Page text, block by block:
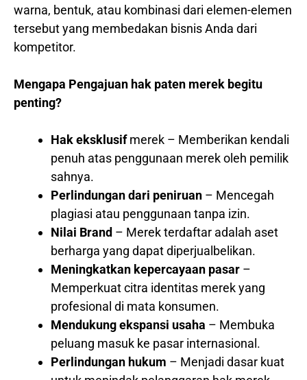
warna, bentuk, atau kombinasi dari elemen-elemen
tersebut yang membedakan bisnis Anda dari
kompetitor.
Mengapa Pengajuan hak paten merek begitu
penting?
Hak eksklusifmerek – Memberikan kendali
penuh atas penggunaan merek oleh pemilik
sahnya.
Perlindungan dari peniruan – Mencegah
plagiasi atau penggunaan tanpa izin.
Nilai Brand – Merek terdaftar adalah aset
berharga yang dapat diperjualbelikan.
Meningkatkan kepercayaan pasar –
Memperkuat citra identitas merek yang
profesional di mata konsumen.
Mendukung ekspansi usaha – Membuka
peluang masuk ke pasar internasional.
Perlindungan hukum – Menjadi dasar kuat